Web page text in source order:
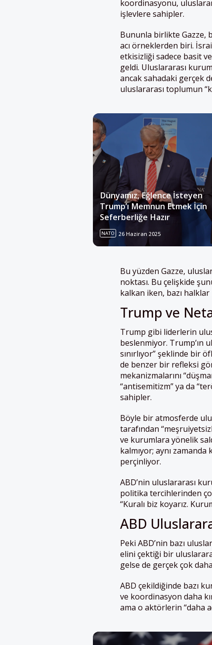
koordinasyonu,
işlevlere sahipler.
Bununla birlikte Gazze,
acı örneklerden biri.
etkisizliği sadece basit
geldi. Uluslararası
ancak sahadaki gerçek
uluslararası toplumun
Dünyamız, Eğlence İsteyen
Trump’ı Memnun Etmek İçin
Seferberliğe Hazır
NATO 26 Haziran 2025
Bu yüzden Gazze,
noktası. Bu çelişkide
kalkan iken, bazı
Trump ve
Trump gibi liderlerin
beslenmiyor. Trump’ın
sınırlıyor” şeklinde bir
de benzer bir refleksi
mekanizmalarını
“antisemitizm” ya da
sahipler.
Böyle bir atmosferde
tarafından
ve kurumlara yönelik
kalmıyor; aynı
perçinliyor.
ABD’nin uluslararası
politika tercihlerinden
“Kuralı biz koyarız.
ABD
Peki ABD’nin bazı
elini çektiği bir
gelse de gerçek çok
ABD çekildiğinde bazı
ve koordinasyon daha
ama o aktörlerin “daha